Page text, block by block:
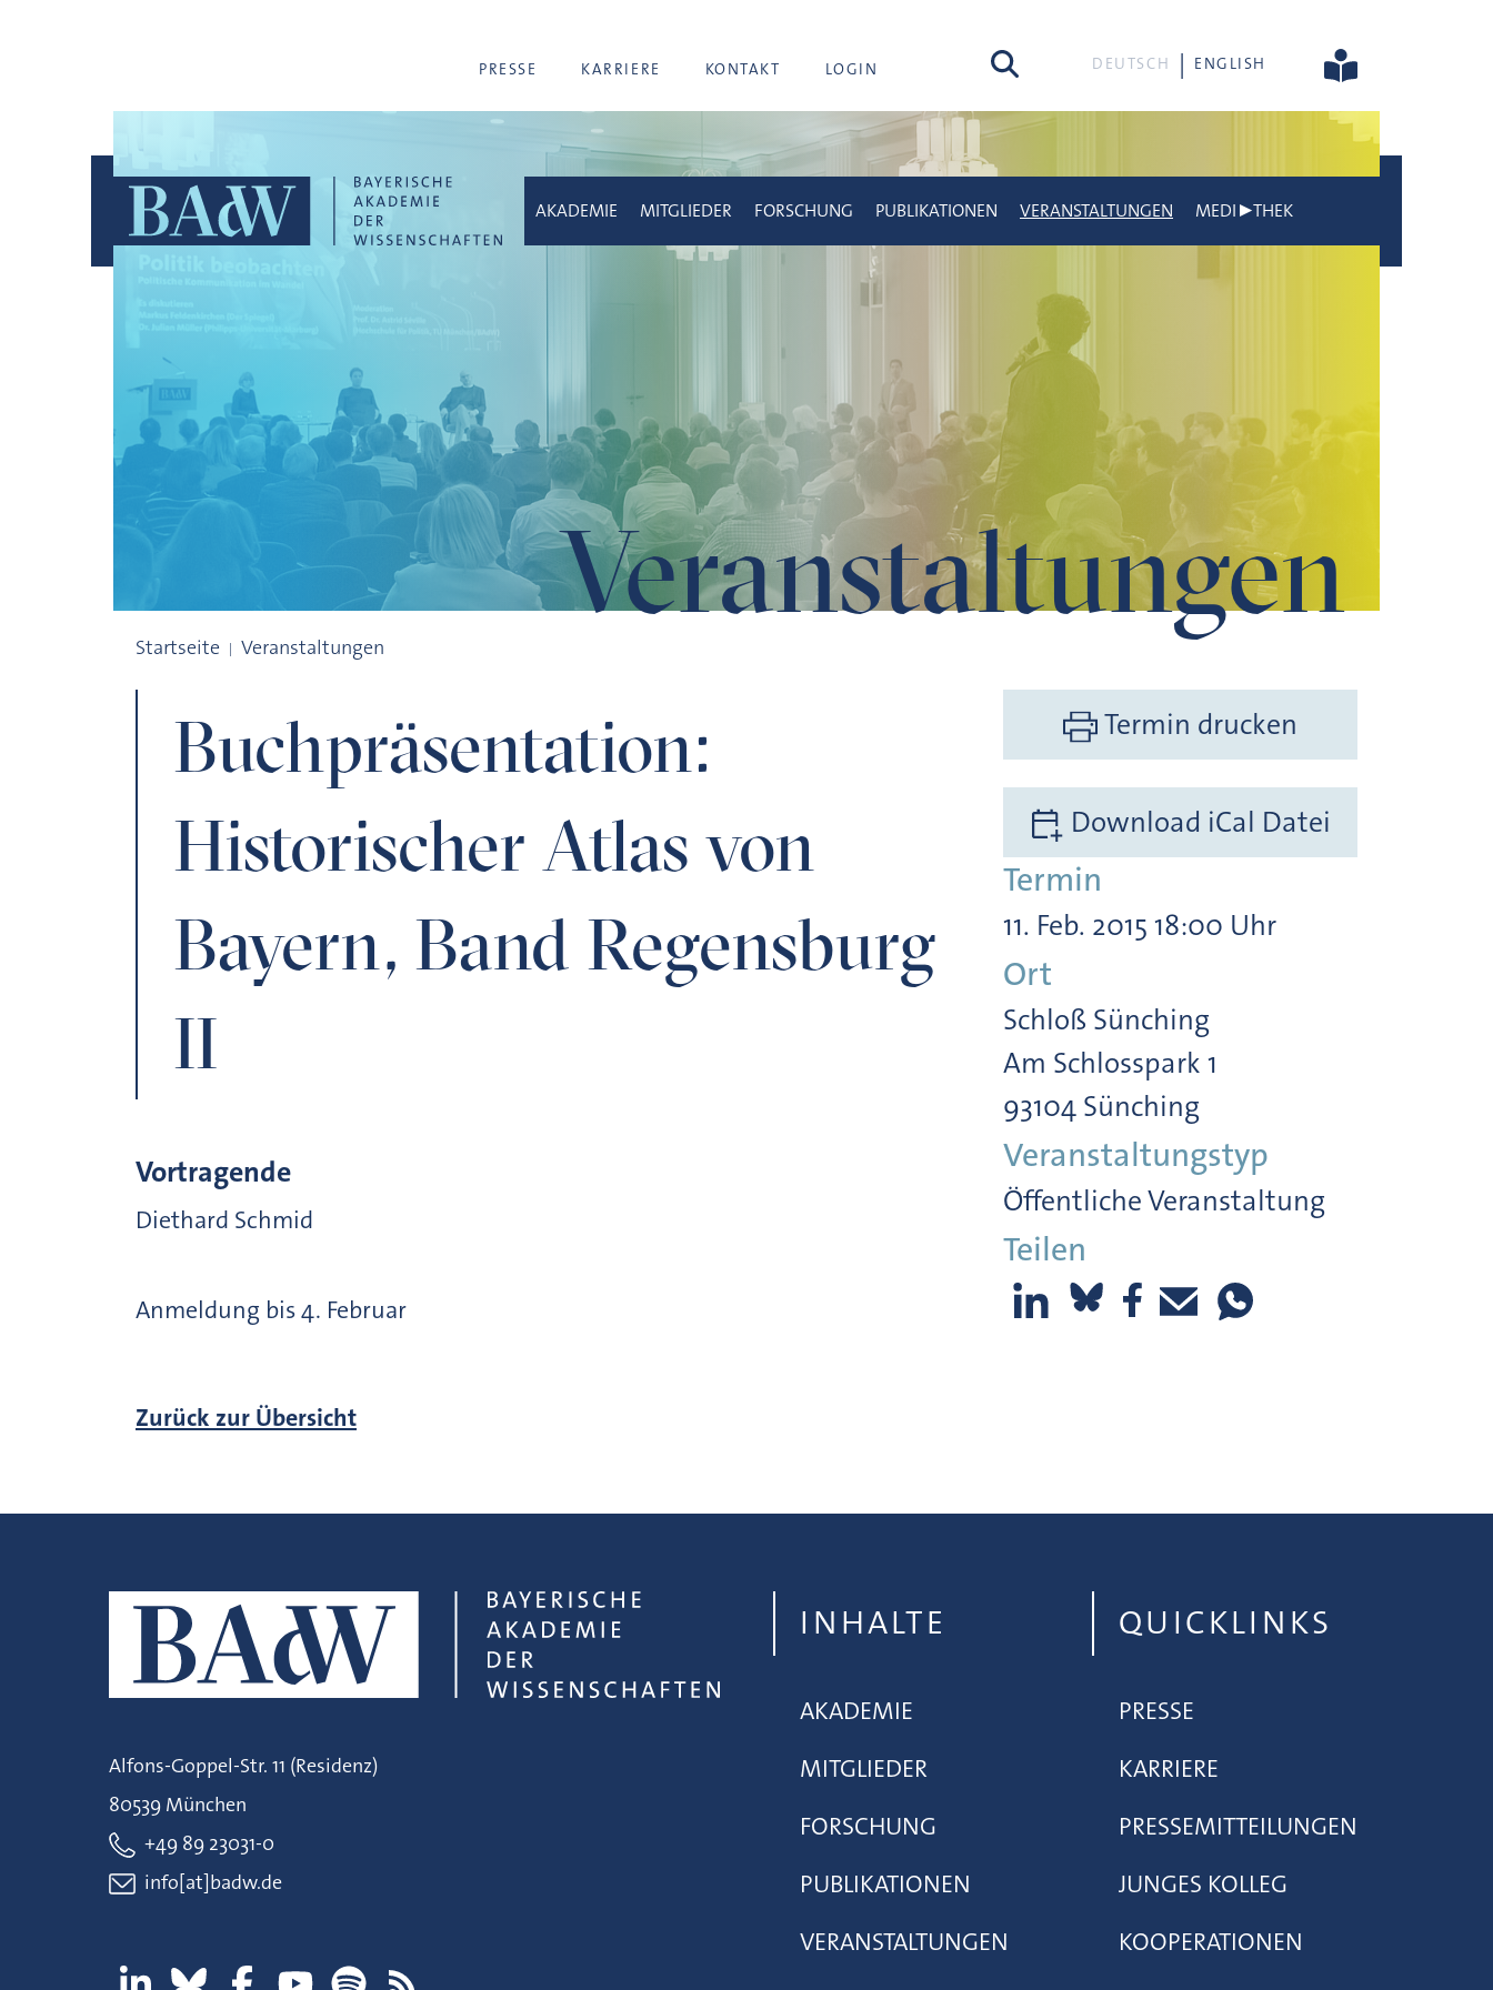
PRESSE KARRIERE KONTAKT LOGIN Suche DEUTSCH ENGLISH
Veranstaltungen
AKADEMIE MITGLIEDER FORSCHUNG PUBLIKATIONEN VERANSTALTUNGEN MEDI▶THEK
Startseite Veranstaltungen
Buchpräsentation:
Historischer Atlas von
Bayern, Band Regensburg
II
Vortragende
Diethard Schmid
Anmeldung bis 4. Februar
Termin drucken
Download iCal Datei
Termin
11. Feb. 2015 18:00 Uhr
Ort
Schloß Sünching
Am Schlosspark 1
93104 Sünching
Veranstaltungstyp
Öffentliche Veranstaltung
Teilen
Zurück zur Übersicht
Alfons-Goppel-Str. 11 (Residenz)
80539 München
+49 89 23031-0
info[at]badw.de
INHALTE
AKADEMIE
MITGLIEDER
FORSCHUNG
PUBLIKATIONEN
VERANSTALTUNGEN
QUICKLINKS
PRESSE
KARRIERE
PRESSEMITTEILUNGEN
JUNGES KOLLEG
KOOPERATIONEN